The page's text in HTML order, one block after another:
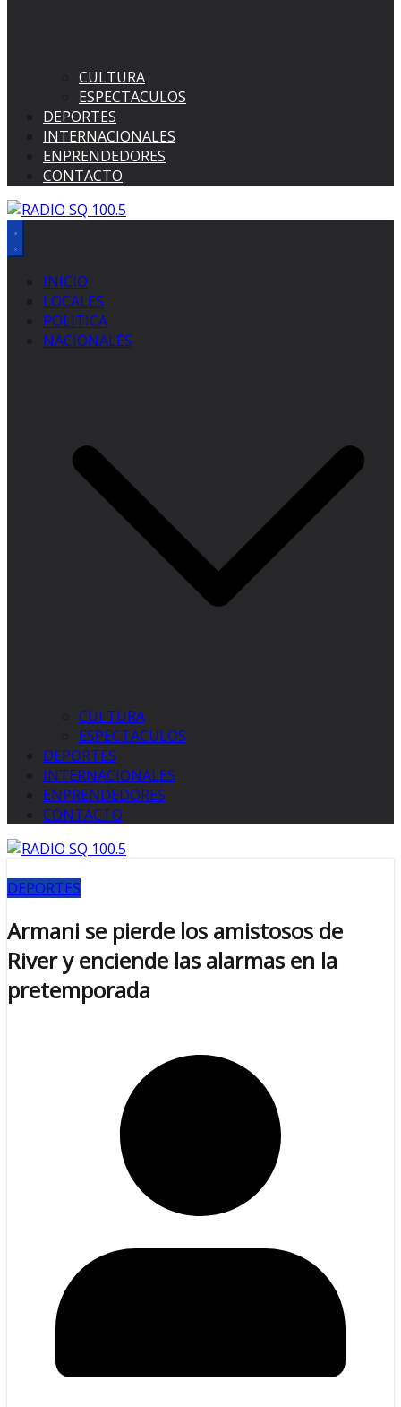
CULTURA
ESPECTACULOS
DEPORTES
INTERNACIONALES
ENPRENDEDORES
CONTACTO
INICIO
LOCALES
POLITICA
NACIONALES
CULTURA
ESPECTACULOS
DEPORTES
INTERNACIONALES
ENPRENDEDORES
CONTACTO
DEPORTES
Armani se pierde los amistosos de
River y enciende las alarmas en la
pretemporada